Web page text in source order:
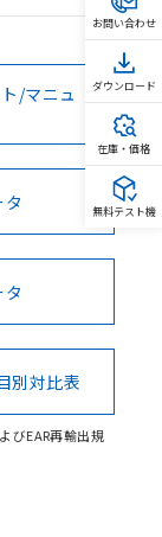
/マニュ
別対比表
びEAR再輸出規
お問い合わせ
ダウンロード
在庫・価格
無料テスト機